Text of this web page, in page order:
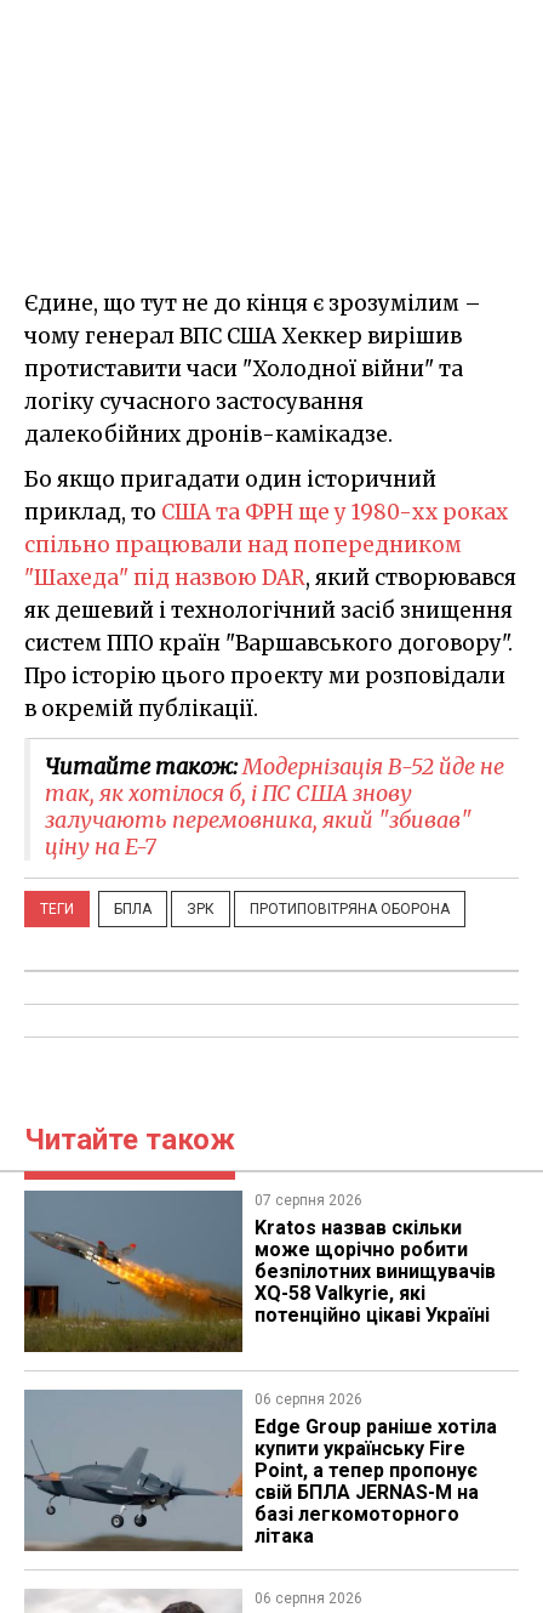
Єдине, що тут не до кінця є зрозумілим –
чому генерал ВПС США Хеккер вирішив
протиставити часи "Холодної війни" та
логіку сучасного застосування
далекобійних дронів-камікадзе.
Бо якщо пригадати один історичний
приклад, то США та ФРН ще у 1980-хх роках
спільно працювали над попередником
"Шахеда" під назвою DAR, який створювався
як дешевий і технологічний засіб знищення
систем ППО країн "Варшавського договору".
Про історію цього проекту ми розповідали
в окремій публікації.
Читайте також:Модернізація B-52 йде не
так, як хотілося б, і ПС США знову
залучають перемовника, який "збивав"
ціну на E-7
ТЕГИ БПЛА ЗРК ПРОТИПОВІТРЯНА ОБОРОНА
Читайте також
07 серпня 2026
Kratos назвав скільки
може щорічно робити
безпілотних винищувачів
XQ-58 Valkyrie, які
потенційно цікаві Україні
06 серпня 2026
Edge Group раніше хотіла
купити українську Fire
Point, а тепер пропонує
свій БПЛА JERNAS-M на
базі легкомоторного
літака
06 серпня 2026